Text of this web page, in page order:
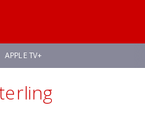
APPLE TV+
AVENGERS: DOOMSDAY